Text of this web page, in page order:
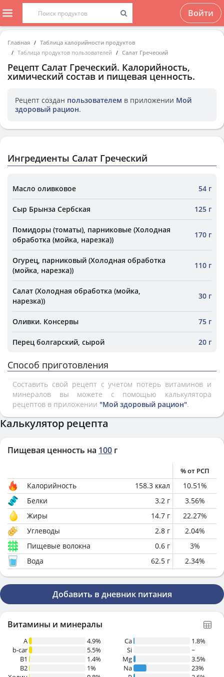
Войти
Главная
Таблица калорийности продуктов
Таблица продуктов пользователей
Салат Греческий
Рецепт Салат Греческий. Калорийность,
химический состав и пищевая ценность.
Рецепт создан пользователем в приложении Мой
здоровый рацион.
Ингредиенты Салат Греческий
Масло оливковое 54 г
Сыр Брынза Сербская 125 г
Помидоры (томаты), парниковые (Холодная
обработка (мойка, нарезка))
170 г
Огурец, парниковый (Холодная обработка
(мойка, нарезка))
110 г
Салат (Холодная обработка (мойка,
нарезка))
30 г
Оливки. Консервы 75 г
Перец болгарский, сырой 20 г
Способ приготовления
Составить свой рецепт с учетом потерь витаминов и
минералов вы можете с помощью калькулятора
рецептов в приложении "Мой здоровый рацион".
Калькулятор рецепта
Пищевая ценность на 100 г
% от РСП
Калорийность 158.3 ккал 10.51%
Белки
3.2 г 3.56%
Жиры
14.7 г 22.27%
Углеводы
2.8 г 2.04%
Пищевые волокна
0.6 г 3%
Вода
62.5 г 2.34%
Добавить в дневник питания
Витамины и минералы
A
4.9%
b-car
5.5%
В1
1.4%
B2
1%
Ca
1.8%
Si
~
Mg
3.5%
Na
23%